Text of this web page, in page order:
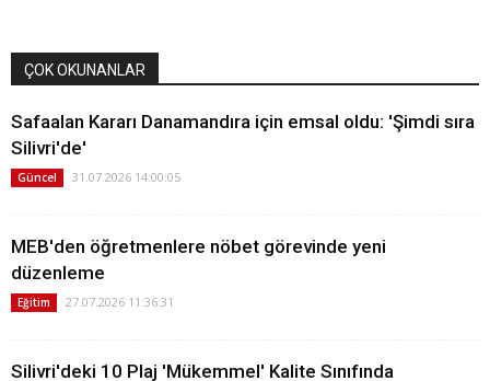
ÇOK OKUNANLAR
Safaalan Kararı Danamandıra için emsal oldu: 'Şimdi sıra
Silivri'de'
Güncel 31.07.2026 14:00:05
MEB'den öğretmenlere nöbet görevinde yeni
düzenleme
Eğitim 27.07.2026 11:36:31
Silivri'deki 10 Plaj 'Mükemmel' Kalite Sınıfında